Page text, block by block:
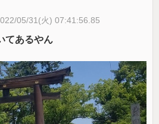
05/31(火) 07:41:56.85
てあるやん